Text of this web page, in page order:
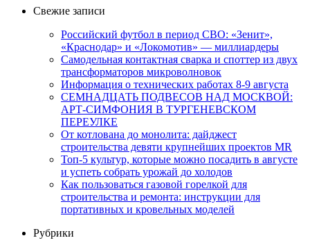
Свежие записи
Российский футбол в период СВО: «Зенит»,
«Краснодар» и «Локомотив» — миллиардеры
Самодельная контактная сварка и споттер из двух
трансформаторов микроволновок
Информация о технических работах 8-9 августа
СЕМНАДЦАТЬ ПОДВЕСОВ НАД МОСКВОЙ:
АРТ-СИМФОНИЯ В ТУРГЕНЕВСКОМ
ПЕРЕУЛКЕ
От котлована до монолита: дайджест
строительства девяти крупнейших проектов MR
Топ-5 культур, которые можно посадить в августе
и успеть собрать урожай до холодов
Как пользоваться газовой горелкой для
строительства и ремонта: инструкции для
портативных и кровельных моделей
Рубрики